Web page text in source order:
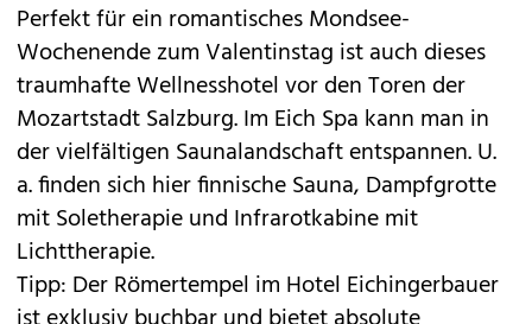
Perfekt für ein romantisches Mondsee-
Wochenende zum Valentinstag ist auch dieses
traumhafte Wellnesshotel vor den Toren der
Mozartstadt Salzburg. Im Eich Spa kann man in
der vielfältigen Saunalandschaft entspannen. U.
a. finden sich hier finnische Sauna, Dampfgrotte
mit Soletherapie und Infrarotkabine mit
Lichttherapie.
Tipp: Der Römertempel im Hotel Eichingerbauer